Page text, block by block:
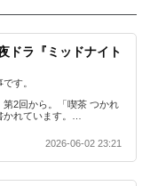
ドラ『ミッドナイト
す。
2回から。「喫茶 つかれ
かれています。…
2026-06-02 23:21